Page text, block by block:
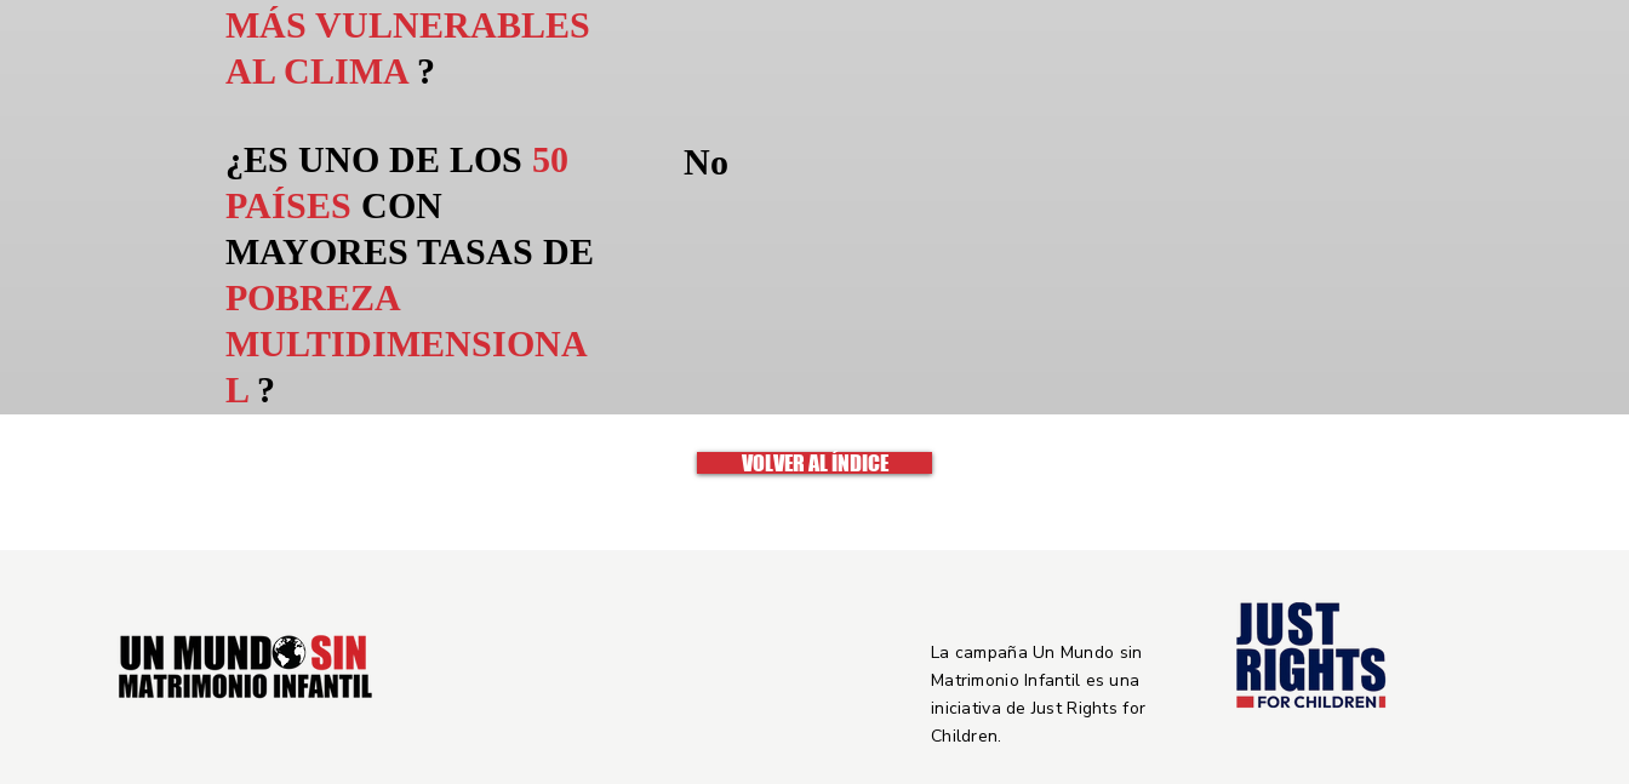
MÁS VULNERABLES
AL CLIMA ?
¿ES UNO DE LOS 50
PAÍSES CON
MAYORES TASAS DE
POBREZA
MULTIDIMENSIONA
L ?
No
VOLVER AL ÍNDICE
La campaña Un Mundo sin
Matrimonio Infantil es una
iniciativa de Just Rights for
Children.